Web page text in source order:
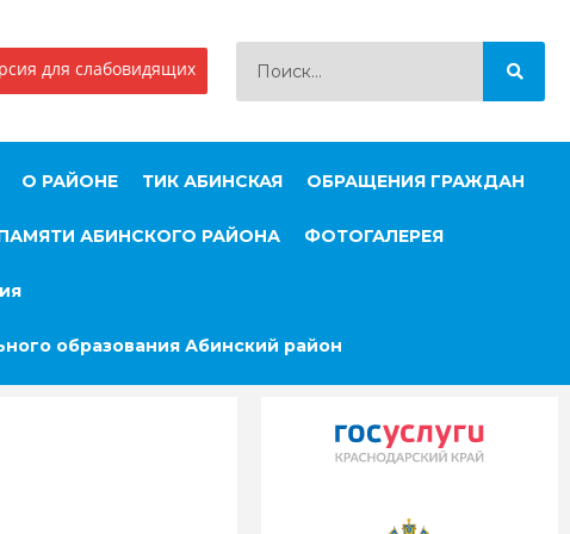
для слабовидящих
О РАЙОНЕ ТИК АБИНСКАЯ ОБРАЩЕНИЯ ГРАЖДАН
АБИНСКОГО РАЙОНА ФОТОГАЛЕРЕЯ
образования Абинский район